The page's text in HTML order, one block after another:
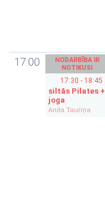
17:00
NODARBĪBA IR
NOTIKUSI
17:30 - 18:45
siltās Pilates +
joga
Anita Tauriņa